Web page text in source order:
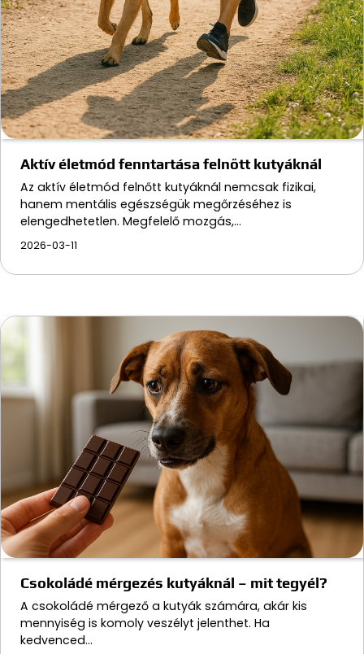
Aktív életmód fenntartása felnőtt kutyáknál
Az aktív életmód felnőtt kutyáknál nemcsak fizikai,
hanem mentális egészségük megőrzéséhez is
elengedhetetlen. Megfelelő mozgás,…
2026-03-11
Csokoládé mérgezés kutyáknál – mit tegyél?
A csokoládé mérgező a kutyák számára, akár kis
mennyiség is komoly veszélyt jelenthet. Ha
kedvenced…